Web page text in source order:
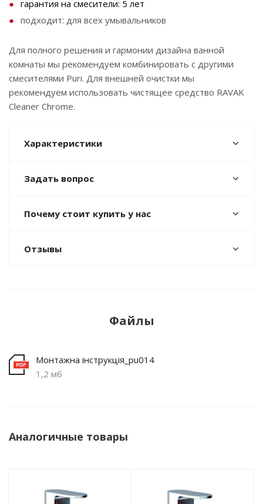
гарантия на смесители: 5 лет
подходит: для всех умывальников
Для полного решения и гармонии дизайна ванной
комнаты мы рекомендуем комбинировать с другими
смесителями Puri. Для внешней очистки мы
рекомендуем использовать чистящее средство RAVAK
Cleaner Chrome.
Характеристики
Задать вопрос
Почему стоит купить у нас
Отзывы
Файлы
Монтажна інструкція_pu014
1,2 мб
Аналогичные товары